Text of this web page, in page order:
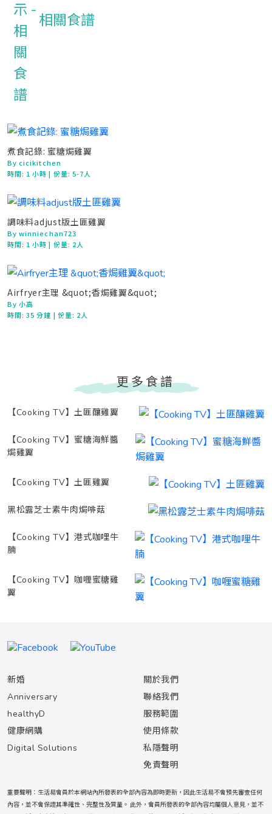
相關食譜
煮食記錄: 蜜糖焗雞翼
By cicikitchen
時間: 1 小時| 份量: 5-7人
調味料adjust版土匪雞翼
By winniechan723
時間: 1 小時| 份量: 2人
Airfryer主理 &quot;香焗雞翼&quot;
By 小高
時間:35 分鐘 | 份量: 2人
更多食譜
【Cooking TV】土匪釀雞翼
【Cooking TV】蜜糖海鮮醬
焗雞翼
【Cooking TV】土匪雞翼
黑松露芝士素牛肉焗啡菇
【Cooking TV】港式咖哩牛
腩
【Cooking TV】咖喱蜜糖雞
翼
新婚
Anniversary
healthyD
健康網購
Digital Solutions
關於我們
聯絡我們
服務範圍
使用條款
私隱聲明
免責聲明
重要聲明：生活易會員於本網站內所發表的全部內容為即時更新，因此生活易不會預先審查任何
內容，並不會保證其準確性、完整性及質量。 此外，會員所發表的全部內容均屬個人意見，並不